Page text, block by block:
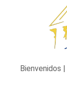
Bienvenidos |